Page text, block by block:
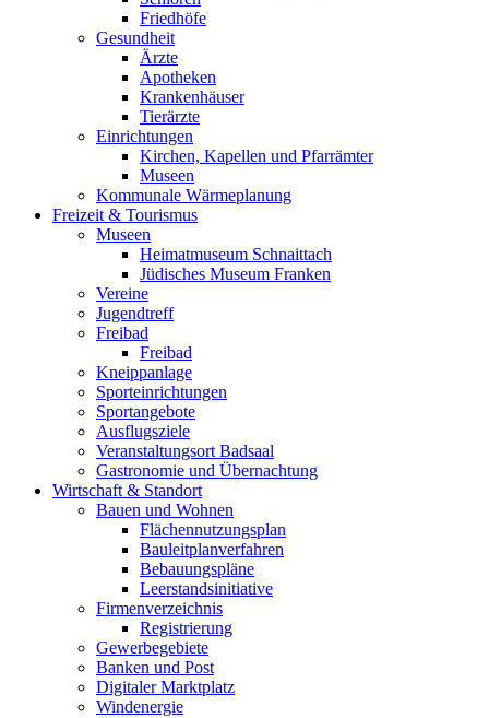
Friedhöfe
Gesundheit
Ärzte
Apotheken
Krankenhäuser
Tierärzte
Einrichtungen
Kirchen, Kapellen und Pfarrämter
Museen
Kommunale Wärmeplanung
Freizeit & Tourismus
Museen
Heimatmuseum Schnaittach
Jüdisches Museum Franken
Vereine
Jugendtreff
Freibad
Freibad
Kneippanlage
Sporteinrichtungen
Sportangebote
Ausflugsziele
Veranstaltungsort Badsaal
Gastronomie und Übernachtung
Wirtschaft & Standort
Bauen und Wohnen
Flächennutzungsplan
Bauleitplanverfahren
Bebauungspläne
Leerstandsinitiative
Firmenverzeichnis
Registrierung
Gewerbegebiete
Banken und Post
Digitaler Marktplatz
Windenergie